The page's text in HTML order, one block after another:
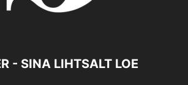
- SINA LIHTSALT LOE